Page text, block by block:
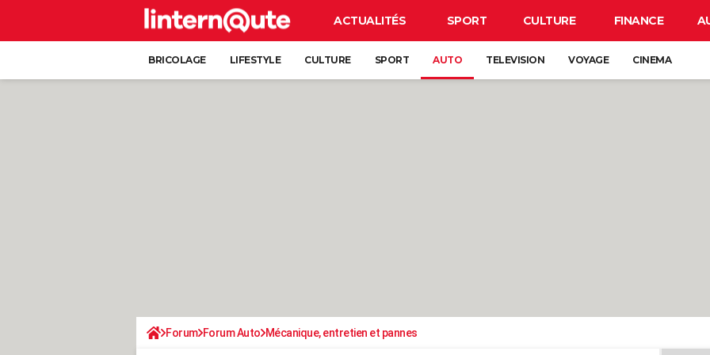
ACTUALITÉS SPORT CULTURE FINANCE
BRICOLAGE LIFESTYLE CULTURE SPORT AUTO TELEVISION VOYAGE CINEMA
Forum Forum Auto Mécanique, entretien et pannes